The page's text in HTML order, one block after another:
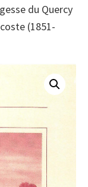
du Quercy
(1851-